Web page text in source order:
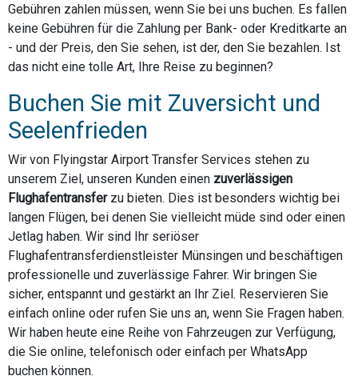
Gebühren zahlen müssen, wenn Sie bei uns buchen. Es fallen
keine Gebühren für die Zahlung per Bank- oder Kreditkarte an
- und der Preis, den Sie sehen, ist der, den Sie bezahlen. Ist
das nicht eine tolle Art, Ihre Reise zu beginnen?
Buchen Sie mit Zuversicht und
Seelenfrieden
Wir von Flyingstar Airport Transfer Services stehen zu
unserem Ziel, unseren Kunden einen zuverlässigen
Flughafentransferzu bieten. Dies ist besonders wichtig bei
langen Flügen, bei denen Sie vielleicht müde sind oder einen
Jetlag haben. Wir sind Ihr seriöser
Flughafentransferdienstleister Münsingen und beschäftigen
professionelle und zuverlässige Fahrer. Wir bringen Sie
sicher, entspannt und gestärkt an Ihr Ziel. Reservieren Sie
einfach online oder rufen Sie uns an, wenn Sie Fragen haben.
Wir haben heute eine Reihe von Fahrzeugen zur Verfügung,
die Sie online, telefonisch oder einfach per WhatsApp
buchen können.